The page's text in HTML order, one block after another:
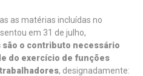
as matérias incluídas no
em 31 de julho,
o contributo necessário
do exercício de funções
, designadamente: